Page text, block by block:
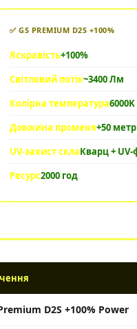
✅ GS PREMIUM D2S +100%
Яскравість+100%
Світловий потік~3400 Лм
Колірна температура
Довжина променя+50
UV-захист склаКварц + UV-
Ресурс2000 год
D2S +100% Power